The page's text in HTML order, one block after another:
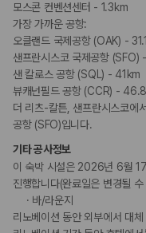
모스콘 컨벤션센터 - 1.3km
가장 가까운 공항:
오클랜드 국제공항 (OAK) -
샌프란시스코 국제공항
샌 칼로스 공항 (SQL) - 41km
뷰캐넌필드 공항 (CCR) -
더 리츠-칼튼, 샌프란시스코에
공항 (SFO)입니다.
기타 공사정보
이 숙박 시설은 2026년 6월
진행합니다(완료일은 변경될
바/라운지
리노베이션 동안 외부에서 대